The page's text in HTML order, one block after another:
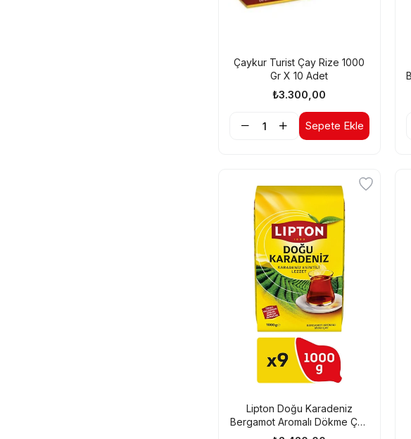
Çaykur Turist Çay Rize 1000
Gr X 10 Adet
₺3.300,00
Sepete Ekle
Lipton Doğu Karadeniz
Bergamot Aromalı Dökme Çay
1000 gr X 9 Adet